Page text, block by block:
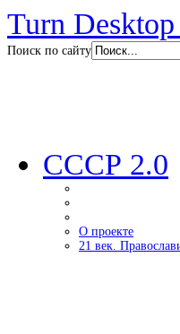
Turn
Поиск по сайту
СССР 2.0
О проекте
21 век.